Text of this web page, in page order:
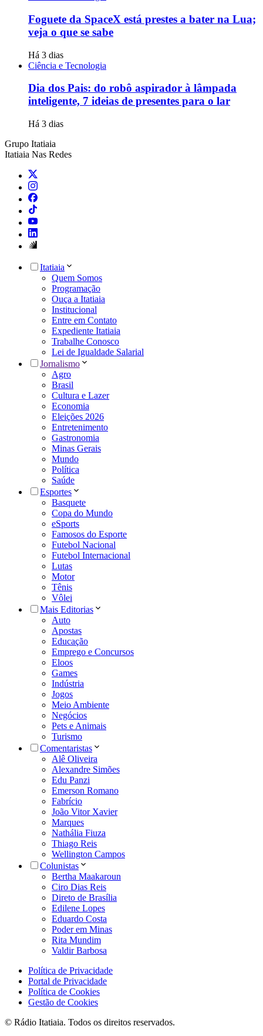
Foguete da SpaceX está prestes a bater na Lua;
veja o que se sabe
Há 3 dias
Ciência e Tecnologia
Dia dos Pais: do robô aspirador à lâmpada
inteligente, 7 ideias de presentes para o lar
Há 3 dias
Grupo Itatiaia
Itatiaia Nas Redes
Itatiaia
Quem Somos
Programação
Ouça a Itatiaia
Institucional
Entre em Contato
Expediente Itatiaia
Trabalhe Conosco
Lei de Igualdade Salarial
Jornalismo
Agro
Brasil
Cultura e Lazer
Economia
Eleições 2026
Entretenimento
Gastronomia
Minas Gerais
Mundo
Política
Saúde
Esportes
Basquete
Copa do Mundo
eSports
Famosos do Esporte
Futebol Nacional
Futebol Internacional
Lutas
Motor
Tênis
Vôlei
Mais Editorias
Auto
Apostas
Educação
Emprego e Concursos
Eloos
Games
Indústria
Jogos
Meio Ambiente
Negócios
Pets e Animais
Turismo
Comentaristas
Alê Oliveira
Alexandre Simões
Edu Panzi
Emerson Romano
Fabrício
João Vitor Xavier
Marques
Nathália Fiuza
Thiago Reis
Wellington Campos
Colunistas
Bertha Maakaroun
Ciro Dias Reis
Direto de Brasília
Edilene Lopes
Eduardo Costa
Poder em Minas
Rita Mundim
Valdir Barbosa
Política de Privacidade
Portal de Privacidade
Política de Cookies
Gestão de Cookies
© Rádio Itatiaia. Todos os direitos reservados.